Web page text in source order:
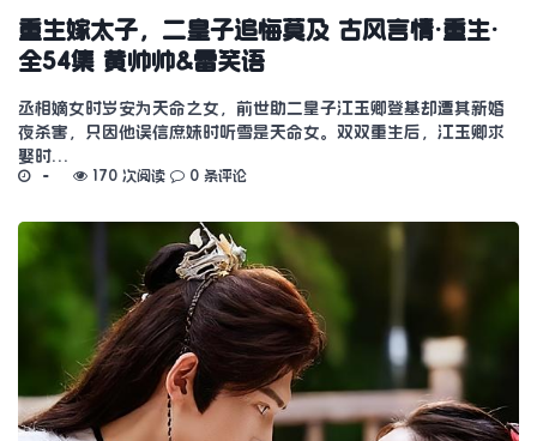
重生嫁太子，二皇子追悔莫及 古风言情·重生·
全54集 黄帅帅&雷笑语
丞相嫡女时岁安为天命之女，前世助二皇子江玉卿登基却遭其新婚
夜杀害，只因他误信庶妹时听雪是天命女。双双重生后，江玉卿求
娶时…
170 次阅读 0 条评论